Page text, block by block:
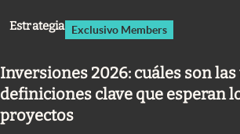
Columnistas
Otras secciones
Estrategia Exclusivo Members
Inversiones 2026: cuáles son
definiciones clave que esperan
proyectos